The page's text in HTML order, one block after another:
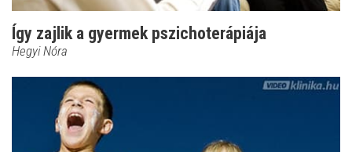
Így zajlik a gyermek pszichoterápiája
Hegyi Nóra